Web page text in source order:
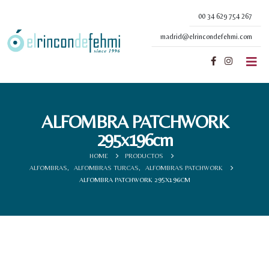
00 34 629 754 267
madrid@elrincondefehmi.com
ALFOMBRA PATCHWORK
295x196cm
HOME
PRODUCTOS
ALFOMBRAS
ALFOMBRAS TURCAS
ALFOMBRAS PATCHWORK
ALFOMBRA PATCHWORK 295X196CM